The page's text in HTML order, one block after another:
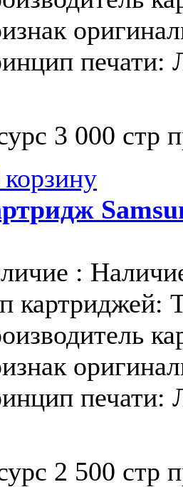
печати:
3 000 стр
:
картриджей:
печати:
2 500 стр